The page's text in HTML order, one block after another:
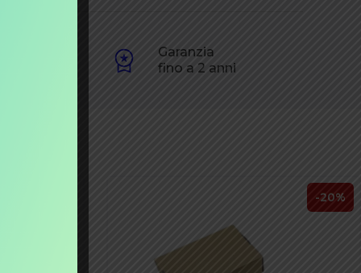
Garanzia
fino a 2 anni
-20%